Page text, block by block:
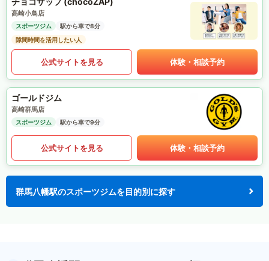
高崎小鳥店
スポーツジム
駅から車で8分
隙間時間を活用したい人
公式サイトを見る 体験・相談予約
ゴールドジム
高崎群馬店
スポーツジム 駅から車で9分
公式サイトを見る 体験・相談予約
群馬八幡駅のスポーツジムを目的別に探す